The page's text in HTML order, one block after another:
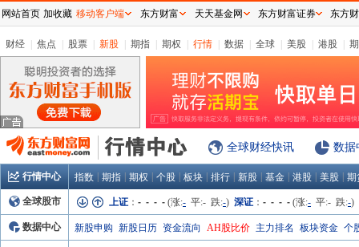
财经 焦点 股票 新股 期指 期权 行情 数据 全球 美股 港股
全球财经快讯 数据
行情中心 指数 期指 期权 个股 板块 排行 新股 基金 港股 美股 期
全球股市 上证 ： - - - - (涨:- 平:- 跌:-) 深证 ： - - - - (涨:- 平:- 跌:-)
数据中心 新股申购 新股日历 资金流向 AH股比价 主力排名 板块资金 个
网站首页 加收藏 移动客户端 东方财富 天天基金网 东方财富证券 东方